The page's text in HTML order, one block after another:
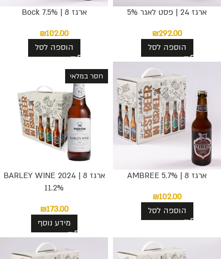
ארגז 24 | פסט לאגר 5%
₪292.00
הוספה לסל
ארגז 8 | 7.5% Bock
₪102.00
הוספה לסל
ארגז 8 | AMBREE 5.7%
₪102.00
הוספה לסל
חסר במלאי
ארגז 8 | BARLEY WINE 2024
11.2%
₪173.00
מידע נוסף